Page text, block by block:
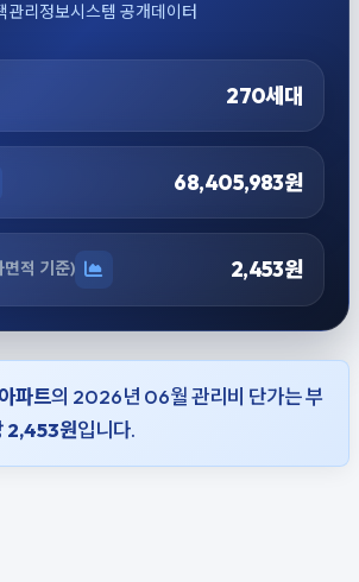
리정보시스템 공개데이터
270세대
68,405,983원
적 기준) 2,453원
파트의 2026년 06월 관리비 단가는 부
2,453원입니다.